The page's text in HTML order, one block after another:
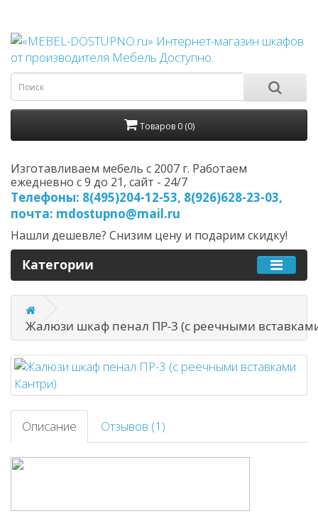
Товаров 0 (0)
Изготавливаем мебель с 2007 г. Работаем
ежедневно с 9 до 21, cайт - 24/7
Телефоны: 8(495)204-12-53, 8(926)628-23-03,
почта: mdostupno@mail.ru
Нашли дешевле? Снизим цену и подарим скидку!
Категории
Жалюзи шкаф пенал ПР-3 (с реечными
Описание Отзывов (1)